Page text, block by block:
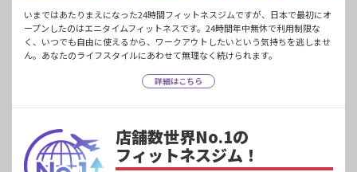
いまではあたりまえになった24時間フィットネスジムですが、日本で最初にオ
ープンしたのはエニタイムフィットネスです。24時間年中無休で利用制限な
く、いつでも自由に使えるから、ワークアウトしたいという気持ちを逃しませ
ん。あなたのライフスタイルにあわせて無理なく続けられます。
詳細はこちら
店舗数世界No.1の
フィットネスジム！